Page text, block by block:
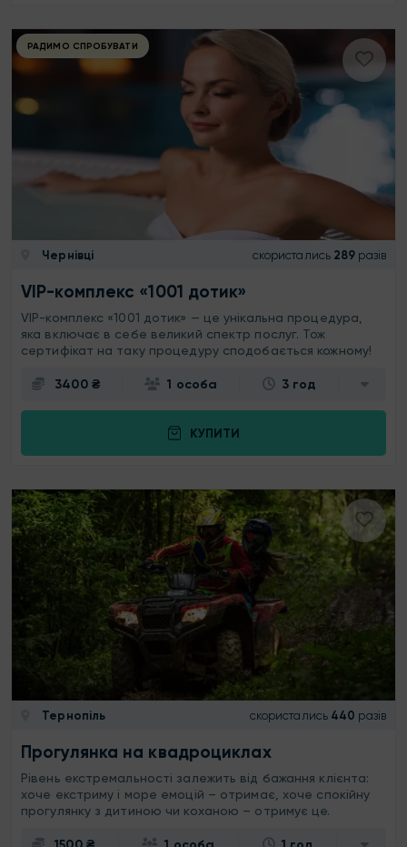
РАДИМО СПРОБУВАТИ
Чернівці скористались 289 разів
VIP-комплекс «1001 дотик»
VIP-комплекс «1001 дотик» — це унікальна процедура,
яка включає в себе великий спектр послуг. Тож
сертифікат на таку процедуру сподобається кожному!
3400 ₴ 1 особа 3 год
КУПИТИ
Тернопіль скористались 440 разів
Прогулянка на квадроциклах
Рівень екстремальності залежить від бажання клієнта:
хоче екстриму і море емоцій – отримає, хоче спокійну
прогулянку з дитиною чи коханою – отримує це.